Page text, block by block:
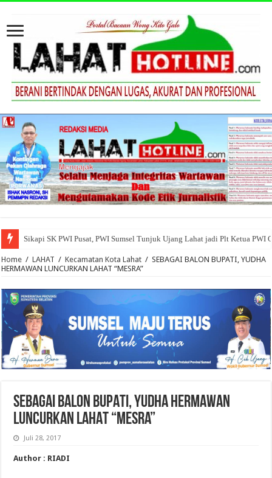
Sikapi SK PWI Pusat, PWI Sumsel Tunjuk Ujang Lahat jadi Plt Ketua PWI
Home / LAHAT / Kecamatan Kota Lahat / SEBAGAI BALON BUPATI, YUDHA
HERMAWAN LUNCURKAN LAHAT “MESRA”
SEBAGAI BALON BUPATI, YUDHA HERMAWAN
LUNCURKAN LAHAT “MESRA”
Juli 28, 2017
Author : RIADI